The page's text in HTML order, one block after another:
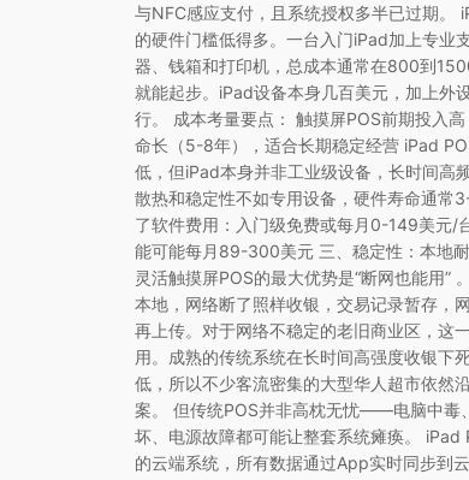
与NFC感应支付，且系统授权多半已过期。
的硬件门槛低得多。一台入门iPad加上专业
器、钱箱和打印机，总成本通常在800到
就能起步。iPad设备本身几百美元，加上外
行。 成本考量要点： 触摸屏POS前期投入
命长（5-8年），适合长期稳定经营 iPad
低，但iPad本身并非工业级设备，长时间高
散热和稳定性不如专用设备，硬件寿命通常
了软件费用：入门级免费或每月0-149美元/
能可能每月89-300美元 三、稳定性：本地
灵活触摸屏POS的最大优势是“断网也能用”
本地，网络断了照样收银，交易记录暂存，
再上传。对于网络不稳定的老旧商业区，这
用。成熟的传统系统在长时间高强度收银下
低，所以不少客流密集的大型华人超市依然
案。 但传统POS并非高枕无忧——电脑中毒
坏、电源故障都可能让整套系统瘫痪。 iPad
的云端系统，所有数据通过App实时同步到